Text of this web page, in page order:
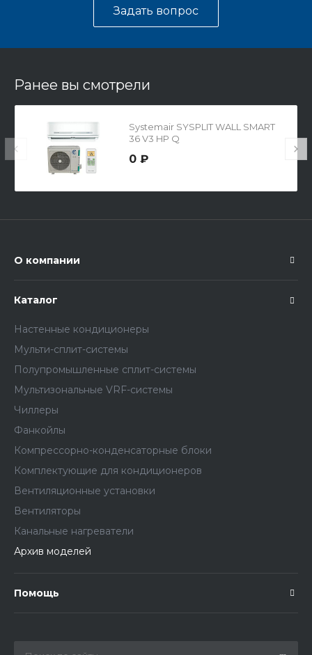
Задать вопрос
Ранее вы смотрели
Systemair SYSPLIT WALL SMART
36 V3 HP Q
0 ₽
О компании
Каталог
Настенные кондиционеры
Мульти-сплит-системы
Полупромышленные сплит-системы
Мультизональные VRF-системы
Чиллеры
Фанкойлы
Компрессорно-конденсаторные блоки
Комплектующие для кондиционеров
Вентиляционные установки
Вентиляторы
Канальные нагреватели
Архив моделей
Помощь